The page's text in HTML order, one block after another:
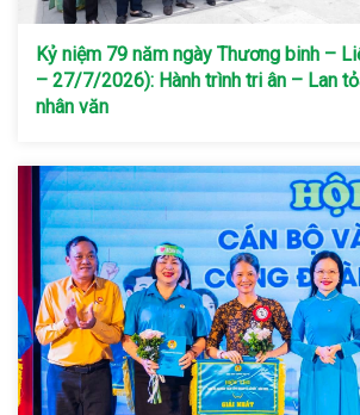
Kỷ niệm 79 năm ngày Thương binh –
– 27/7/2026): Hành trình tri ân – Lan
nhân văn